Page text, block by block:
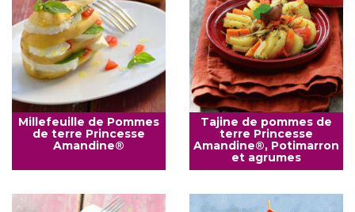
Millefeuille de Pommes
de terre Princesse
Amandine®
Tajine de pommes de
terre Princesse
Amandine®, Potimarron
et agrumes